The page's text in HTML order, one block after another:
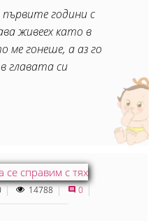
години с
живеех като в
ме гонеше, а аз го
главата си
14788 0